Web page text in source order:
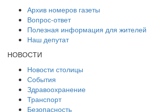
Архив номеров газеты
Вопрос-ответ
Полезная информация для жителей
Наш депутат
НОВОСТИ
Новости столицы
События
Здравоохранение
Транспорт
Безопасность